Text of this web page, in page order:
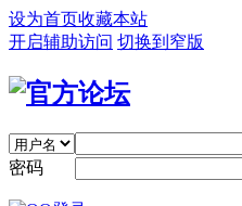
设为首页收藏本站
开启辅助访问 切换到窄版
密码